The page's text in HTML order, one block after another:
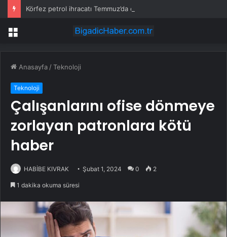
Menü
Anasayfa /Teknoloji
Teknoloji
Çalışanlarını ofise dönmeye
zorlayan patronlara kötü
haber
HABİBE KIVRAK Şubat 1, 2024 0 2
1 dakika okuma süresi